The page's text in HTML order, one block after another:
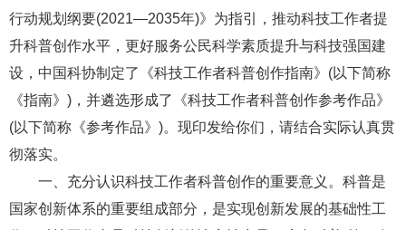
行动规划纲要(2021—2035年)》为指引，推动科技工作者提
升科普创作水平，更好服务公民科学素质提升与科技强国建
设，中国科协制定了《科技工作者科普创作指南》(以下简称
《指南》)，并遴选形成了《科技工作者科普创作参考作品》
(以下简称《参考作品》)。现印发给你们，请结合实际认真贯
彻落实。
一、充分认识科技工作者科普创作的重要意义。科普是
国家创新体系的重要组成部分，是实现创新发展的基础性工